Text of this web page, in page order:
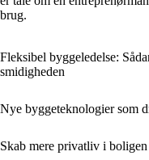
brug.
Fleksibel byggeledelse:
smidigheden
Nye byggeteknologier som
Skab mere privatliv i